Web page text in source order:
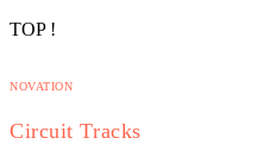
TOP !
NOVATION
Circuit Tracks